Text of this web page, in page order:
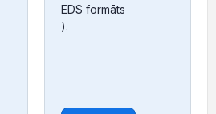
EDS formāts
).